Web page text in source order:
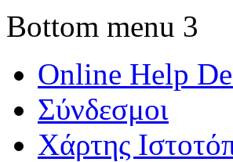
Bottom menu 3
Online Help
Σύνδεσμοι
Χάρτης